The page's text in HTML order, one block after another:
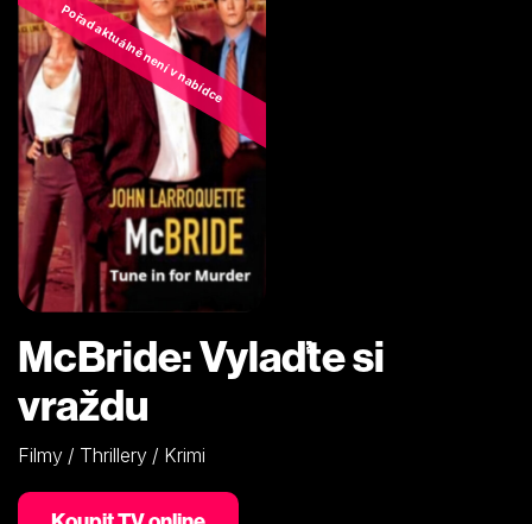
Pořad aktuálně není v nabídce
McBride: Vylaďte si
vraždu
Filmy / Thrillery / Krimi